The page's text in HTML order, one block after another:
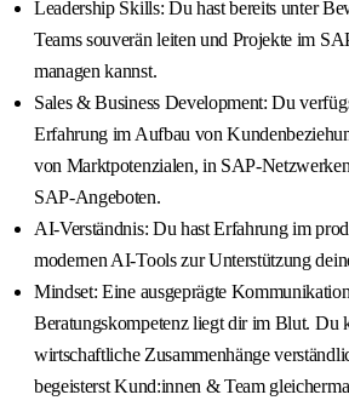
Leadership Skills: Du hast bereits unter
Teams souverän leiten und Projekte im
managen kannst.
Sales & Business Development: Du
Erfahrung im Aufbau von
von Marktpotenzialen, in SAP-
SAP-Angeboten.
AI-Verständnis: Du hast Erfahrung im
modernen AI-Tools zur Unterstützung
Mindset: Eine ausgeprägte
Beratungskompetenz liegt dir im Blut. Du
wirtschaftliche Zusammenhänge
begeisterst Kund:innen & Team